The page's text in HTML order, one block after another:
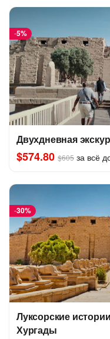
-5%
Двухдневная
$574.80 $605 за всё
-30%
Луксорские
Хургады